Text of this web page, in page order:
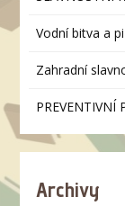
Vodní bitva a
Zahradní
PREVENTIVNÍ
Archivy